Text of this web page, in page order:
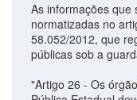
As informações que
normatizadas no
58.052/2012, que
públicas sob a
"Artigo 26 - Os